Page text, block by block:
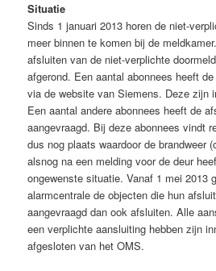
Situatie
Sinds 1 januari 2013 horen de niet-
meer binnen te komen bij de
afsluiten van de niet-verplichte
afgerond. Een aantal abonnees heeft
via de website van Siemens. Deze zijn
Een aantal andere abonnees heeft de
aangevraagd. Bij deze abonnees vindt
dus nog plaats waardoor de brandweer
alsnog na een melding voor de deur
ongewenste situatie. Vanaf 1 mei 2013
alarmcentrale de objecten die hun
aangevraagd dan ook afsluiten. Alle
een verplichte aansluiting hebben zijn
afgesloten van het OMS.